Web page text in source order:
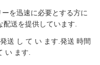
を迅速に必要とする方に
送を提供しています.
送 し て い ます.発送 時間
い ます.